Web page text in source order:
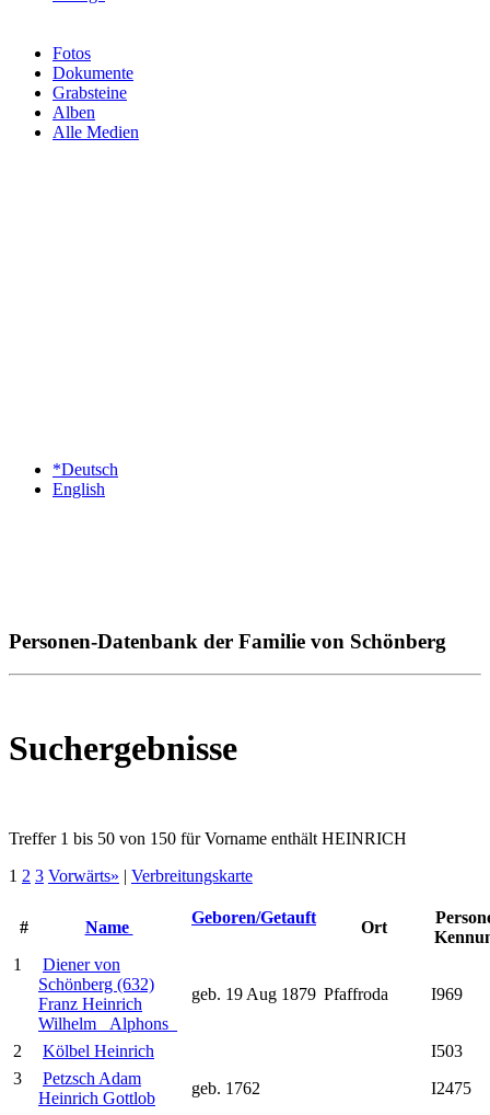
Fotos
Dokumente
Grabsteine
Alben
Alle Medien
*Deutsch
English
Personen-Datenbank der Familie von Schönberg
Suchergebnisse
Treffer 1 bis 50 von 150 für Vorname enthält HEINRICH
1 2 3 Vorwärts» | Verbreitungskarte
# Name
Geboren/Getauft
Ort
1
Diener von
Schönberg (632)
Franz Heinrich
Wilhelm _Alphons_
geb. 19 Aug 1879 Pfaffroda I969
2 Kölbel Heinrich
I503
3
Petzsch Adam
Heinrich Gottlob
geb. 1762
I2475